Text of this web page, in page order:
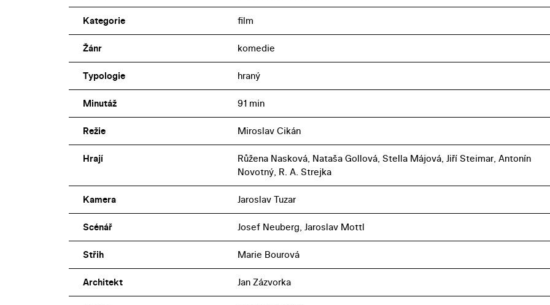
Kategorie film
Žánr komedie
Typologie hraný
Minutáž 91 min
Režie Miroslav Cikán
Hrají
Růžena Nasková, Nataša Gollová, Stella Májová, Jiří Steimar, Antonín
Novotný, R. A. Strejka
Kamera Jaroslav Tuzar
Scénář Josef Neuberg, Jaroslav Mottl
Střih Marie Bourová
Architekt Jan Zázvorka